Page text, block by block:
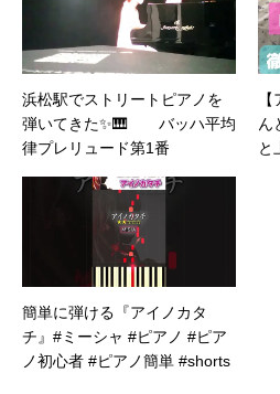
浜松駅でストリートピアノを
弾いてきた✨🎹 バッハ平均
律プレリュード第1番
ん
と
簡単に弾ける『アイノカタ
チ』#ミーシャ #ピアノ #ピア
ノ初心者 #ピアノ簡単 #shorts